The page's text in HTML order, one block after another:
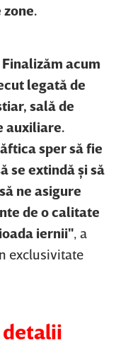
acum
legată de
sală de
auxiliare.
sper să fie
se extindă şi să
ne asigure
de o calitate
iernii" , a
exclusivitate
detalii